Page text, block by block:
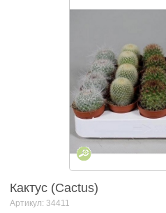
Кактус (Cactus)
Артикул: 34411